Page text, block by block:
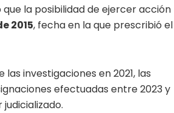
la posibilidad de ejercer acción
2015, fecha en la que prescribió el
investigaciones en 2021, las
efectuadas entre 2023 y